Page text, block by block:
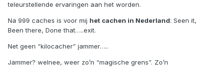
teleurstellende ervaringen aan het worden.
Na 999 caches is voor mij het cachen in Nederland: Seen it,
Been there, Done that…..exit.
Net geen “kilocacher” jammer…..
Jammer? welnee, weer zo’n “magische grens”. Zo’n